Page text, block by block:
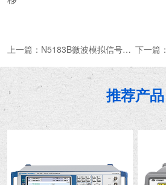
上一篇： N5183B微波模拟信号发生器 下一篇：
推荐产品